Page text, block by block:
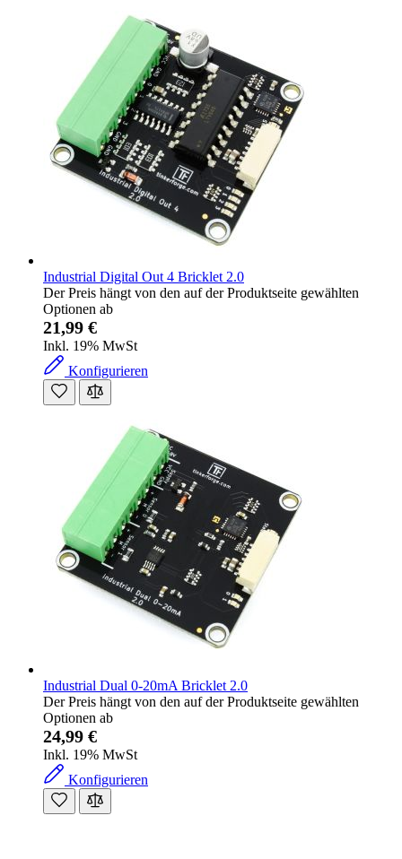
Industrial Digital Out 4 Bricklet 2.0
Der Preis hängt von den auf der Produktseite gewählten
Optionen ab
21,99 €
Inkl. 19% MwSt
Konfigurieren
Industrial Dual 0-20mA Bricklet 2.0
Der Preis hängt von den auf der Produktseite gewählten
Optionen ab
24,99 €
Inkl. 19% MwSt
Konfigurieren